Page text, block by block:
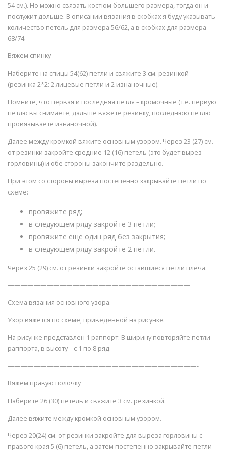
54 см.). Но можно связать костюм большего размера, тогда он и
послужит дольше. В описании вязания в скобках я буду указывать
количество петель для размера 56/62, а в скобках для размера
68/74.
Вяжем спинку
Наберите на спицы 54(62) петли и свяжите 3 см. резинкой
(резинка 2*2: 2 лицевые петли и 2 изнаночные).
Помните, что первая и последняя петля – кромочные (т.е. первую
петлю вы снимаете, дальше вяжете резинку, последнюю петлю
провязываете изнаночной).
Далее между кромкой вяжите основным узором. Через 23 (27) см.
от резинки закройте средние 12 (16) петель (это будет вырез
горловины) и обе стороны закончите раздельно.
При этом со стороны выреза постепенно закрывайте петли по
схеме:
провяжите ряд;
в следующем ряду закройте 3 петли;
провяжите еще один ряд без закрытия;
в следующем ряду закройте 2 петли.
Через 25 (29) см. от резинки закройте оставшиеся петли плеча.
————————————————————————————
Схема вязания основного узора.
Узор вяжется по схеме, приведенной на рисунке.
На рисунке представлен 1 раппорт. В ширину повторяйте петли
раппорта, в высоту – с 1 по 8 ряд.
—————————————————————————————-
Вяжем правую полочку
Наберите 26 (30) петель и свяжите 3 см. резинкой.
Далее вяжите между кромкой основным узором.
Через 20(24) см. от резинки закройте для выреза горловины с
правого края 5 (6) петель, а затем постепенно закрывайте петли